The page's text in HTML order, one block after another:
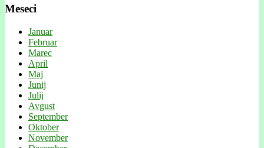
Meseci
Januar
Februar
Marec
April
Maj
Junij
Julij
Avgust
September
Oktober
November